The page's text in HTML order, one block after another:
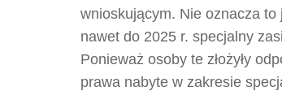
wnioskującym. Nie oznacza
nawet do 2025 r. specjalny
Ponieważ osoby te złożyły
prawa nabyte w zakresie